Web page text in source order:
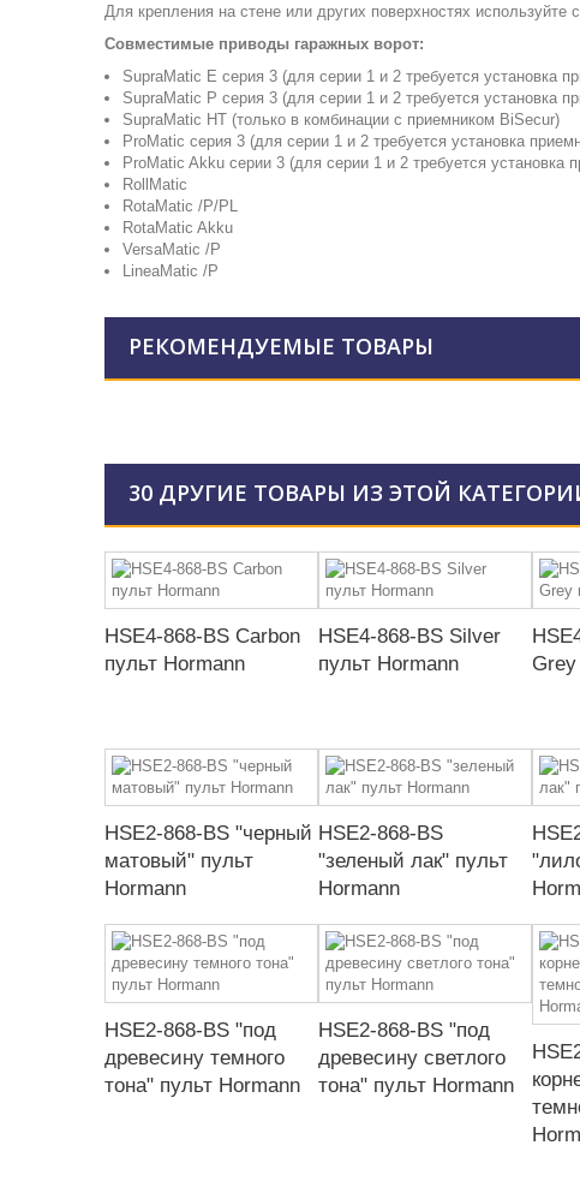
Для крепления на стене или других поверхностях используйте
Совместимые приводы гаражных ворот:
SupraMatic E серия 3 (для серии 1 и 2 требуется установка
SupraMatic P серия 3 (для серии 1 и 2 требуется установка
SupraMatic HT (только в комбинации с приемником BiSecur)
ProMatic серия 3 (для серии 1 и 2 требуется установка
ProMatic Akku серии 3 (для серии 1 и 2 требуется установка
RollMatic
RotaMatic /P/PL
RotaMatic Akku
VersaMatic /P
LineaMatic /P
РЕКОМЕНДУЕМЫЕ ТОВАРЫ
30 ДРУГИЕ ТОВАРЫ ИЗ ЭТОЙ
HSE4-868-BS Carbon
пульт Hormann
HSE4-868-BS Silver
пульт Hormann
HSE2-868-BS "черный
матовый" пульт
Hormann
HSE2-868-BS
"зеленый лак" пульт
Hormann
HSE2-868-BS "под
древесину темного
тона" пульт Hormann
HSE2-868-BS "под
древесину светлого
тона" пульт Hormann